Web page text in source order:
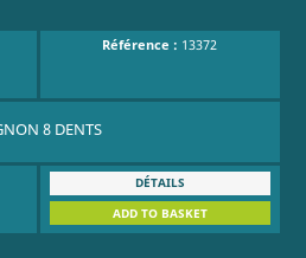
Référence : 13372
8 DENTS
DÉTAILS
ADD TO BASKET